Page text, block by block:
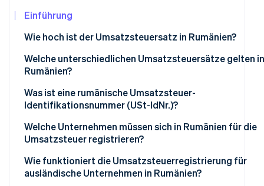
Erfahren Sie, wie Stripe Lösungen für die
Einführung
Wie hoch ist der Umsatzsteuersatz in Rumänien?
Welche unterschiedlichen Umsatzsteuersätze gelten in
Rumänien?
Regulärer Umsatzsteuersatz von 21 %
Ermäßigter Umsatzsteuersatz von 11 %
Vorübergehend reduzierter Satz von 9 % für
Umsatzsteuersatz von 0 %
Umsatzsteuerbefreite Verkäufe
Was ist eine rumänische Umsatzsteuer-
Identifikationsnummer (USt-IdNr.)?
Welche Unternehmen müssen sich in Rumänien für die
Umsatzsteuer registrieren?
Wie funktioniert die Umsatzsteuerregistrierung für
ausländische Unternehmen in Rumänien?